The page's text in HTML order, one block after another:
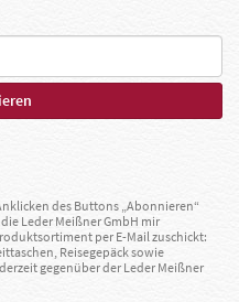
des Buttons „Abonnieren“
Leder Meißner GmbH mir
per E-Mail zuschickt:
Reisegepäck sowie
gegenüber der Leder Meißner